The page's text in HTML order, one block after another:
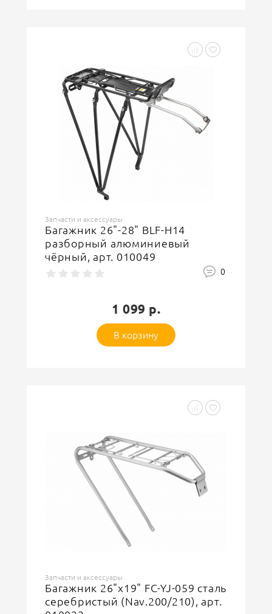
Запчасти и аксессуары
Багажник 26"-28" BLF-H14
разборный алюминиевый
чёрный, арт. 010049
0
1 099 р.
В корзину
Запчасти и аксессуары
Багажник 26"х19" FC-YJ-059 сталь
серебристый (Nav.200/210), арт.